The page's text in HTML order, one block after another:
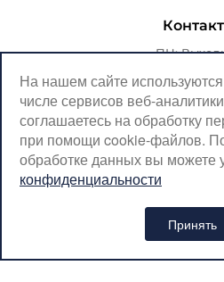
ПН:
ВТ-ПТ: с 07:00
СБ-ВС: с 08:00
Москва,
+7 (926) 899-
На нашем сайте
числе сервисов веб-
соглашаетесь на обработку
при помощи cookie-файлов.
обработке данных вы можете
конфиденциальности
Принять